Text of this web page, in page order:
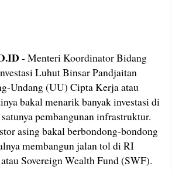
- Menteri Koordinator Bidang
Luhut Binsar Pandjaitan
Undang (UU) Cipta Kerja atau
bakal menarik banyak investasi di
pembangunan infrastruktur.
asing bakal berbondong-bondong
membangun jalan tol di RI
Sovereign Wealth Fund (SWF).